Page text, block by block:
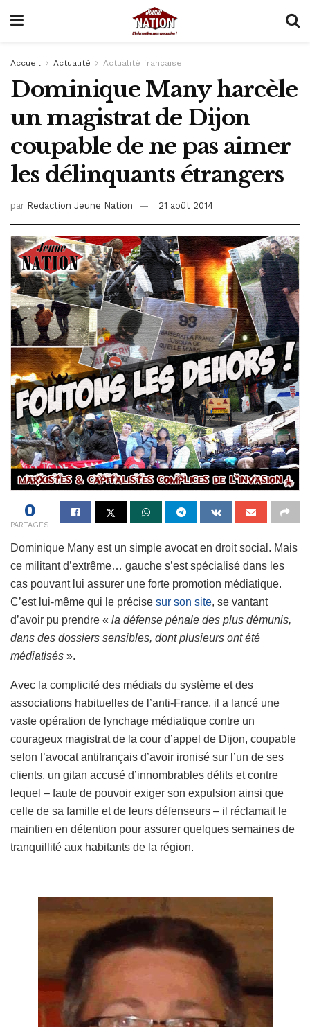
Accueil Actualité Actualité française
Dominique Many harcèle
un magistrat de Dijon
coupable de ne pas aimer
les délinquants étrangers
par Redaction Jeune Nation 21 août 2014
0
PARTAGES
Dominique Many est un simple avocat en droit social. Mais
ce militant d’extrême… gauche s’est spécialisé dans les
cas pouvant lui assurer une forte promotion médiatique.
C’est lui-même qui le précise sur son site, se vantant
d’avoir pu prendre « la défense pénale des plus démunis,
dans des dossiers sensibles, dont plusieurs ont été
médiatisés ».
Avec la complicité des médiats du système et des
associations habituelles de l’anti-France, il a lancé une
vaste opération de lynchage médiatique contre un
courageux magistrat de la cour d’appel de Dijon, coupable
selon l’avocat antifrançais d’avoir ironisé sur l’un de ses
clients, un gitan accusé d’innombrables délits et contre
lequel – faute de pouvoir exiger son expulsion ainsi que
celle de sa famille et de leurs défenseurs – il réclamait le
maintien en détention pour assurer quelques semaines de
tranquillité aux habitants de la région.